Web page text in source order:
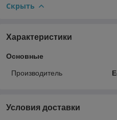
Скрыть
Характеристики
Основные
Производитель
Условия доставки